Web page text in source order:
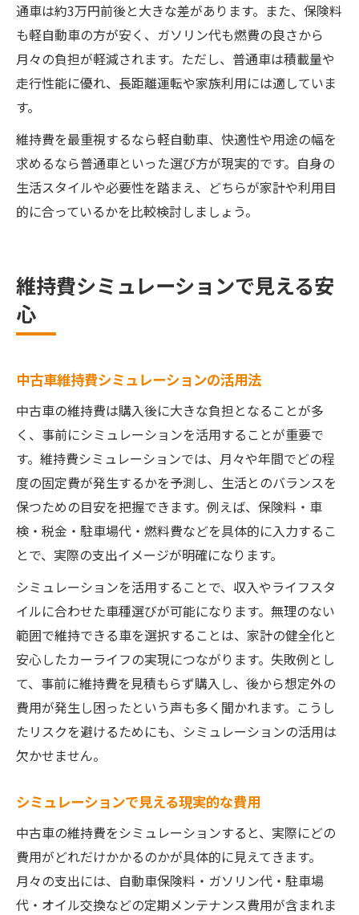
通車は約3万円前後と大きな差があります。また、保険料
も軽自動車の方が安く、ガソリン代も燃費の良さから
月々の負担が軽減されます。ただし、普通車は積載量や
走行性能に優れ、長距離運転や家族利用には適していま
す。
維持費を最重視するなら軽自動車、快適性や用途の幅を
求めるなら普通車といった選び方が現実的です。自身の
生活スタイルや必要性を踏まえ、どちらが家計や利用目
的に合っているかを比較検討しましょう。
維持費シミュレーションで見える安
心
中古車維持費シミュレーションの活用法
中古車の維持費は購入後に大きな負担となることが多
く、事前にシミュレーションを活用することが重要で
す。維持費シミュレーションでは、月々や年間でどの程
度の固定費が発生するかを予測し、生活とのバランスを
保つための目安を把握できます。例えば、保険料・車
検・税金・駐車場代・燃料費などを具体的に入力するこ
とで、実際の支出イメージが明確になります。
シミュレーションを活用することで、収入やライフスタ
イルに合わせた車種選びが可能になります。無理のない
範囲で維持できる車を選択することは、家計の健全化と
安心したカーライフの実現につながります。失敗例とし
て、事前に維持費を見積もらず購入し、後から想定外の
費用が発生し困ったという声も多く聞かれます。こうし
たリスクを避けるためにも、シミュレーションの活用は
欠かせません。
シミュレーションで見える現実的な費用
中古車の維持費をシミュレーションすると、実際にどの
費用がどれだけかかるのかが具体的に見えてきます。
月々の支出には、自動車保険料・ガソリン代・駐車場
代・オイル交換などの定期メンテナンス費用が含まれま